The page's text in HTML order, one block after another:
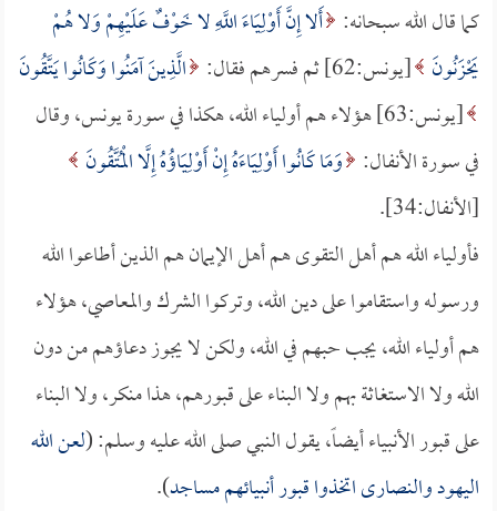
كما قال الله سبحانه: أَلا إِنَّ أَوْلِيَاءَ اللَّهِ لا خَوْفٌ عَلَيْهِمْ وَلا هُمْ
يَحْزَنُونَ [يونس:62] ثم فسرهم فقال:
الَّذِينَ آمَنُوا وَكَانُوا يَتَّقُونَ
[يونس:63] هؤلاء هم أولياء الله، هكذا في سورة يونس، وقال
في سورة الأنفال: وَمَا كَانُوا أَوْلِيَاءَهُ إِنْ أَوْلِيَاؤُهُ إِلَّا الْمُتَّقُونَ
[الأنفال:34].
فأولياء الله هم أهل التقوى هم أهل الإيمان هم الذين أطاعوا الله
ورسوله واستقاموا على دين الله، وتركوا الشرك والمعاصي، هؤلاء
هم أولياء الله، يجب حبهم في الله، ولكن لا يجوز دعاؤهم من دون
الله ولا الاستغاثة بهم ولا البناء على قبورهم، هذا منكر، ولا البناء
على قبور الأنبياء أيضاً، يقول النبي صلى الله عليه وسلم: (لعن الله
اليهود والنصارى اتخذوا قبور أنبيائهم مساجد).